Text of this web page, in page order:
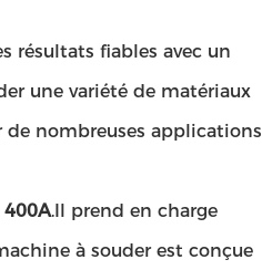
résultats fiables avec un
une variété de matériaux
nombreuses applications
400A.Il prend en charge
à souder est conçue